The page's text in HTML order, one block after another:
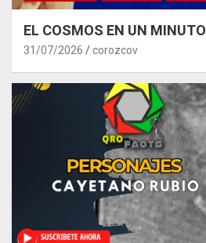
EL COSMOS EN UN MINUTO
31/07/2026 corozcov